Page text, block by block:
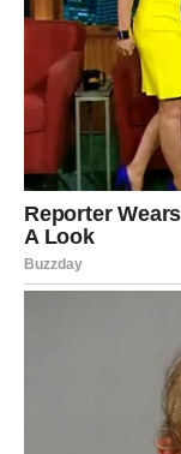
perioda pojavljuje
počnu isplaćivati.
Blagoslov
prilike koje vas
osmijeh na vaše
Pred vama su
„konačno“ nego
A to je znak da
pronalazi put do